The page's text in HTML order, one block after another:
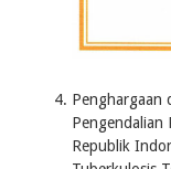
Penghargaan
Pengendalian
Republik